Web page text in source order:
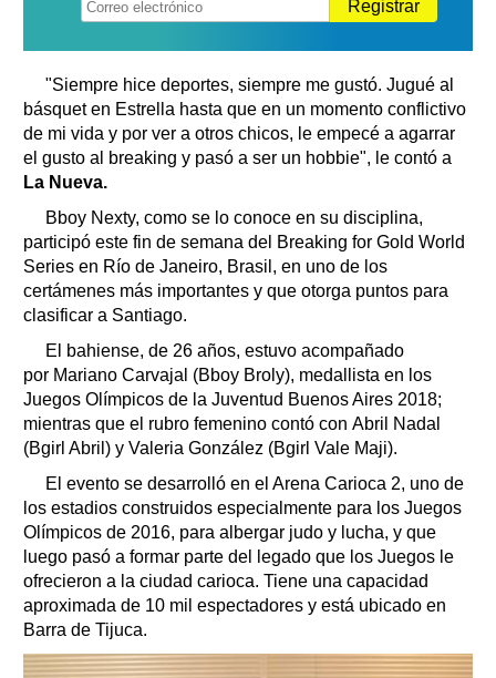
Registrar
"Siempre hice deportes, siempre me gustó. Jugué al
básquet en Estrella hasta que en un momento conflictivo
de mi vida y por ver a otros chicos, le empecé a agarrar
el gusto al breaking y pasó a ser un hobbie", le contó a
La Nueva.
Bboy Nexty, como se lo conoce en su disciplina,
participó este fin de semana del Breaking for Gold World
Series en Río de Janeiro, Brasil, en uno de los
certámenes más importantes y que otorga puntos para
clasificar a Santiago.
El bahiense, de 26 años, estuvo acompañado
por Mariano Carvajal (Bboy Broly), medallista en los
Juegos Olímpicos de la Juventud Buenos Aires 2018;
mientras que el rubro femenino contó con Abril Nadal
(Bgirl Abril) y Valeria González (Bgirl Vale Maji).
El evento se desarrolló en el Arena Carioca 2, uno de
los estadios construidos especialmente para los Juegos
Olímpicos de 2016, para albergar judo y lucha, y que
luego pasó a formar parte del legado que los Juegos le
ofrecieron a la ciudad carioca. Tiene una capacidad
aproximada de 10 mil espectadores y está ubicado en
Barra de Tijuca.